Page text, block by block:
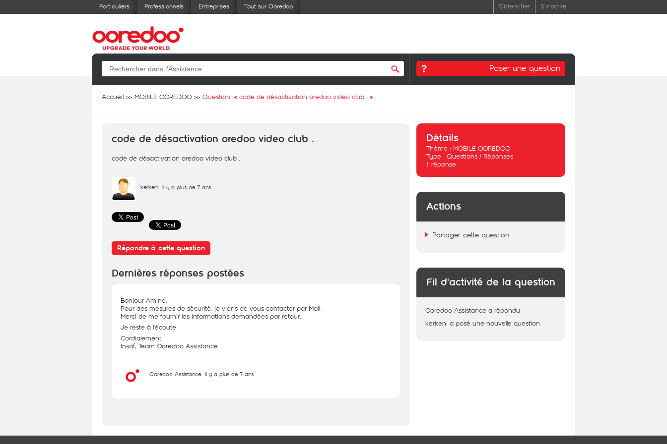
Particuliers Professionnels Entreprises Tout sur Ooredoo S'identifier S'inscrire
Poser une question
Accueil MOBILE OOREDOO Question: « code de désactivation oredoo video club . »
code de désactivation oredoo video club .
code de désactivation oredoo video club .
kerkeni il y a plus de 7 ans
Répondre à cette question
Dernières réponses postées
Bonjour Amine,
Pour des mesures de sécurité, je viens de vous contacter par Mail .
Merci de me fournir les informations demandées par retour.
Je reste à l'écoute
Cordialement
Insaf, Team Ooredoo Assistance
Ooredoo Assistance il y a plus de 7 ans
Détails
Thème : MOBILE OOREDOO
Type : Questions / Réponses
1 réponse
Actions
Partager cette question
Fil d'activité de la question
Ooredoo Assistance a répondu
kerkeni a posé une nouvelle question